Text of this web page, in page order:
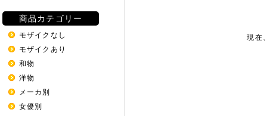
商品カテゴリー
モザイクなし
モザイクあり
和物
洋物
メーカ別
女優別
現在